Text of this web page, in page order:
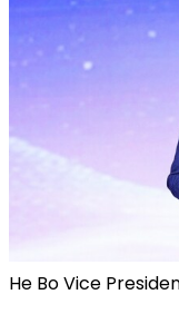
He Bo Vice